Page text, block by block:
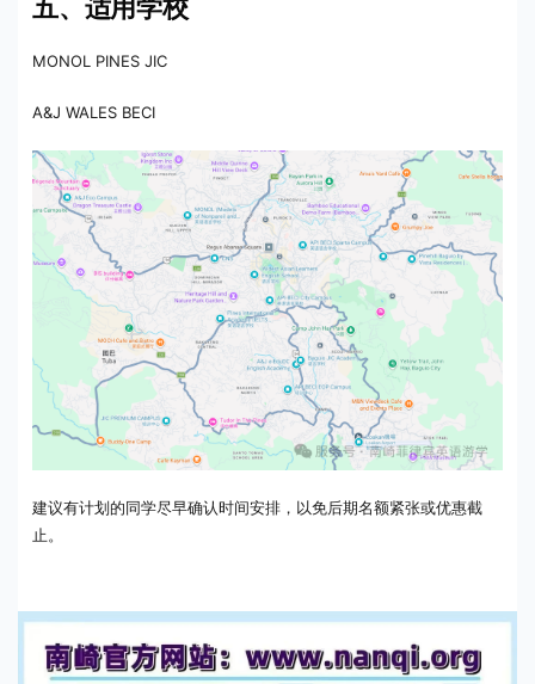
五、适用学校
MONOL PINES JIC
A&J WALES BECI
建议有计划的同学尽早确认时间安排，以免后期名额紧张或优惠截
止。